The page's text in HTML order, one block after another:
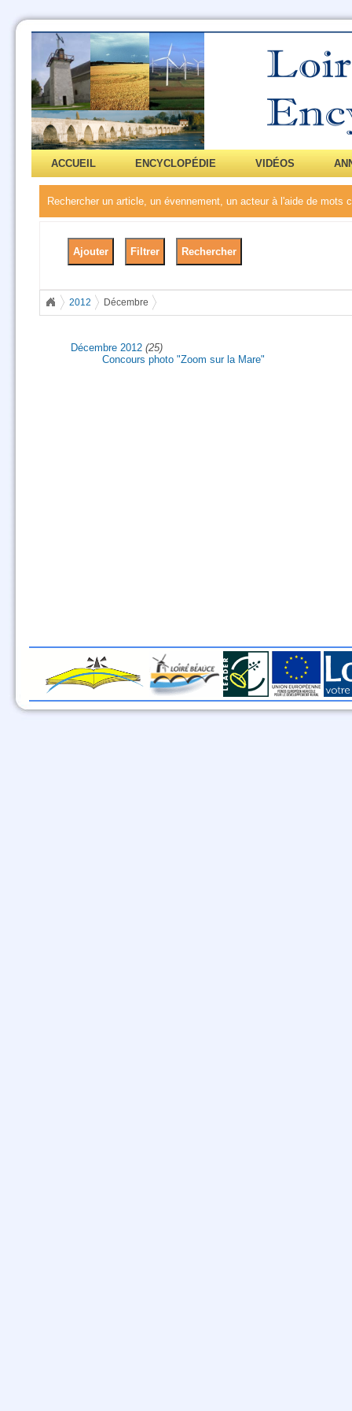
ACCUEIL ENCYCLOPÉDIE VIDÉOS
Rechercher un article, un évennement, un acteur à l'aide de mots
2012 Décembre
Décembre 2012 (25)
Concours photo "Zoom sur la Mare"